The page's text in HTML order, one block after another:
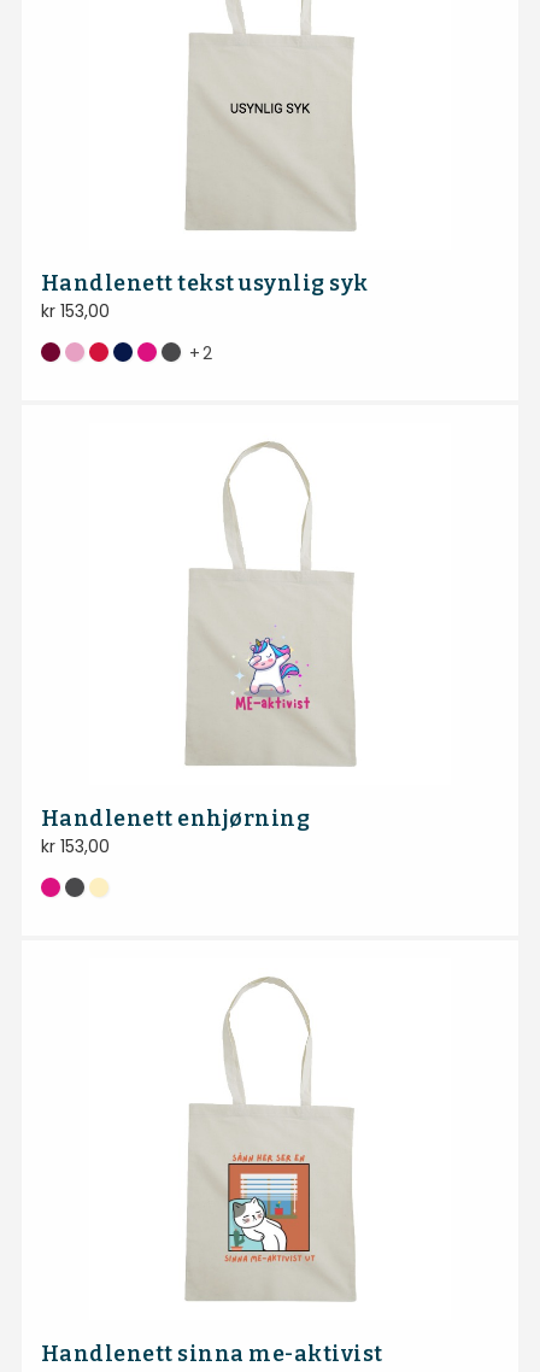
Handlenett tekst usynlig syk
kr153,00
+2
Handlenett enhjørning
kr153,00
Handlenett sinna me-aktivist